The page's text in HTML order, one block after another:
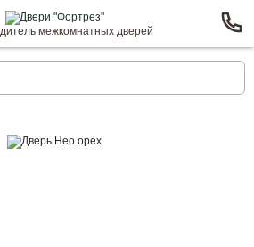
межкомнатных дверей